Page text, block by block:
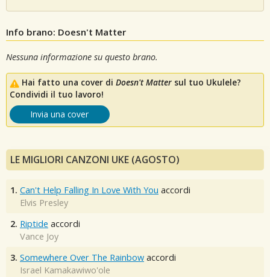
Info brano: Doesn't Matter
Nessuna informazione su questo brano.
Hai fatto una cover di Doesn't Matter sul tuo Ukulele?
Condividi il tuo lavoro!
Invia una cover
LE MIGLIORI CANZONI UKE (AGOSTO)
1. Can't Help Falling In Love With You accordi
Elvis Presley
2. Riptide accordi
Vance Joy
3. Somewhere Over The Rainbow accordi
Israel Kamakawiwo'ole